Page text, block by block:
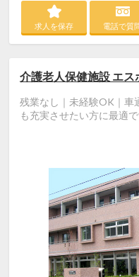
求人を保存 電話で質
介護老人保健施設 エス
残業なし｜未経験OK｜車
も充実させたい方に最適で